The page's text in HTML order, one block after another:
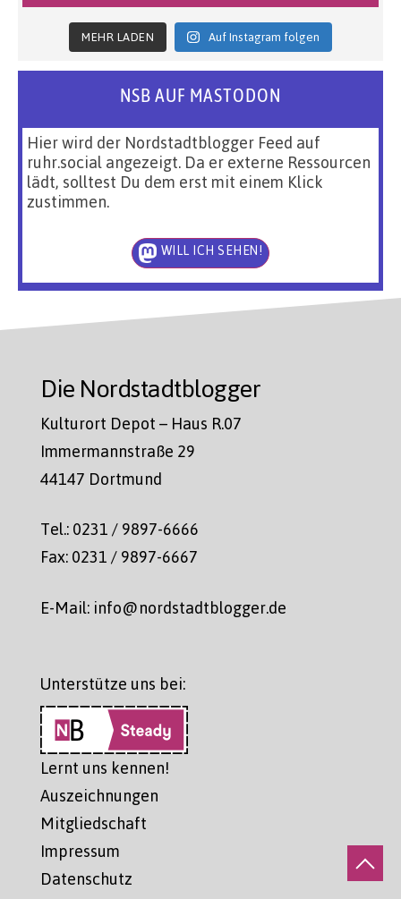
MEHR LADEN Auf Instagram folgen
NSB AUF MASTODON
Hier wird der Nordstadtblogger Feed auf
ruhr.social angezeigt. Da er externe Ressourcen
lädt, solltest Du dem erst mit einem Klick
zustimmen.
WILL ICH SEHEN!
Die Nordstadtblogger
Kulturort Depot – Haus R.07
Immermannstraße 29
44147 Dortmund
Tel.: 0231 / 9897-6666
Fax: 0231 / 9897-6667
E-Mail: info@nordstadtblogger.de
Unterstütze uns bei:
Lernt uns kennen!
Auszeichnungen
Mitgliedschaft
Impressum
Datenschutz